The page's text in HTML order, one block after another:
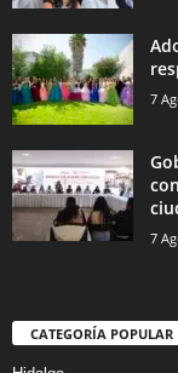
7
7
CATEGORÍA POPULAR